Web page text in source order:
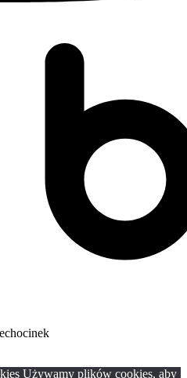
Używamy plików cookies, aby